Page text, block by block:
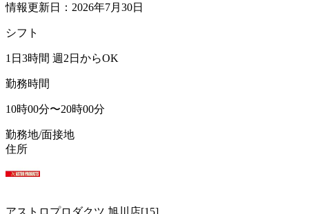
情報更新日：2026年7月30日
シフト
1日3時間 週2日からOK
勤務時間
10時00分〜20時00分
勤務地/面接地
住所
アストロプロダクツ 旭川店[15]